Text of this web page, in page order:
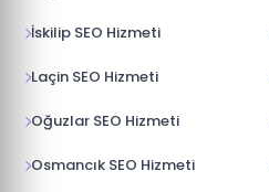
İskilip SEO Hizmeti
Laçin SEO Hizmeti
Oğuzlar SEO Hizmeti
Osmancık SEO Hizmeti